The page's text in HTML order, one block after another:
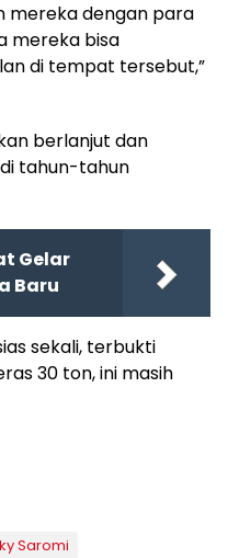
mereka dengan para
mereka bisa
di tempat tersebut,”
berlanjut dan
tahun-tahun
Gelar
Baru
sekali, terbukti
30 ton, ini masih
Saromi